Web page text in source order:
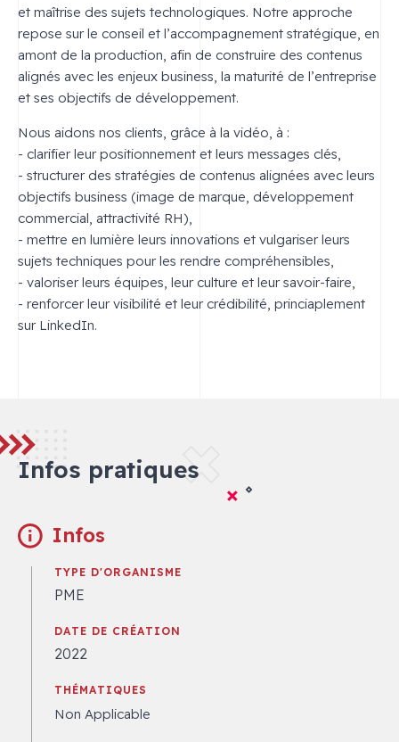
et maîtrise des sujets technologiques. Notre approche
repose sur le conseil et l’accompagnement stratégique, en
amont de la production, afin de construire des contenus
alignés avec les enjeux business, la maturité de l’entreprise
et ses objectifs de développement.
Nous aidons nos clients, grâce à la vidéo, à :
- clarifier leur positionnement et leurs messages clés,
- structurer des stratégies de contenus alignées avec leurs
objectifs business (image de marque, développement
commercial, attractivité RH),
- mettre en lumière leurs innovations et vulgariser leurs
sujets techniques pour les rendre compréhensibles,
- valoriser leurs équipes, leur culture et leur savoir-faire,
- renforcer leur visibilité et leur crédibilité, princiaplement
sur LinkedIn.
Infos pratiques
Infos
TYPE D'ORGANISME
PME
DATE DE CRÉATION
2022
THÉMATIQUES
Non Applicable